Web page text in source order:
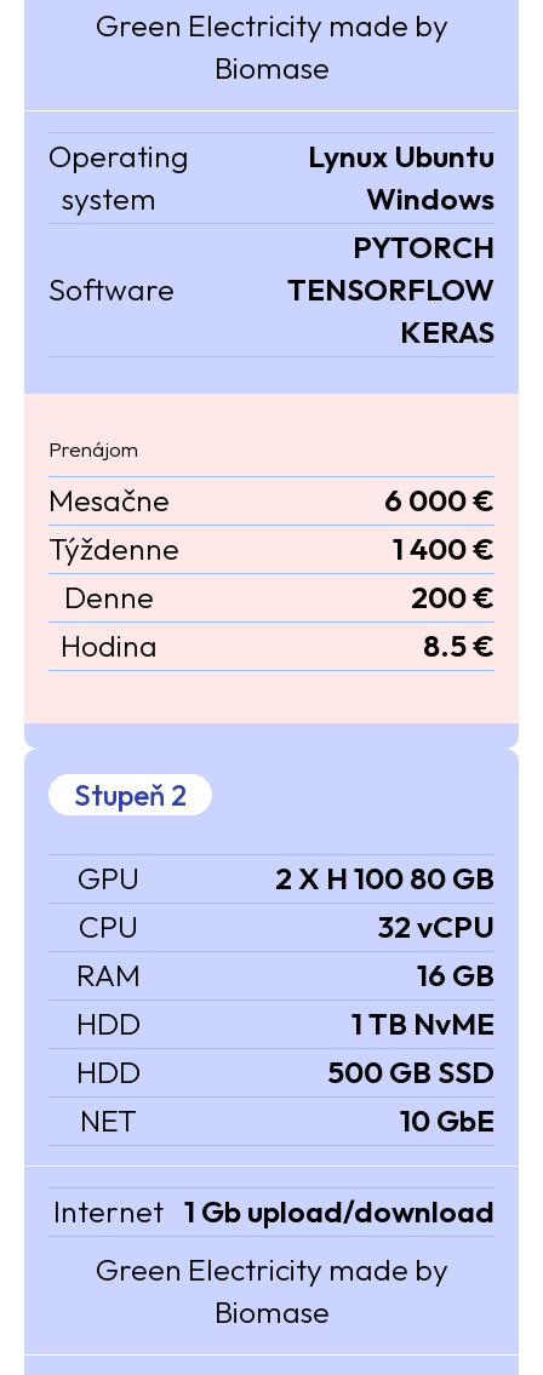
Green Electricity made by
Biomase
Operating
system
Lynux Ubuntu
Windows
Software
PYTORCH
TENSORFLOW
KERAS
Prenájom
Mesačne
6 000 €
Týždenne
1 400 €
Denne
200 €
Hodina
8.5 €
Stupeň 2
GPU
2 X H 100 80 GB
CPU
32 vCPU
RAM
16 GB
HDD
1 TB NvME
HDD
500 GB SSD
NET
10 GbE
Internet 1 Gb upload/download
Green Electricity made by
Biomase